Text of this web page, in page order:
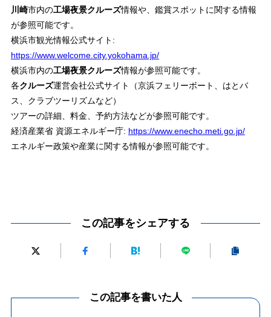
川崎市内の工場夜景クルーズ情報や、鑑賞スポットに関する情報
が参照可能です。
横浜市観光情報公式サイト:
https://www.welcome.city.yokohama.jp/
横浜市内の工場夜景クルーズ情報が参照可能です。
各クルーズ運営会社公式サイト（京浜フェリーボート、はとバ
ス、クラブツーリズムなど）
ツアーの詳細、料金、予約方法などが参照可能です。
経済産業省 資源エネルギー庁: https://www.enecho.meti.go.jp/
エネルギー政策や産業に関する情報が参照可能です。
この記事をシェアする
この記事を書いた人